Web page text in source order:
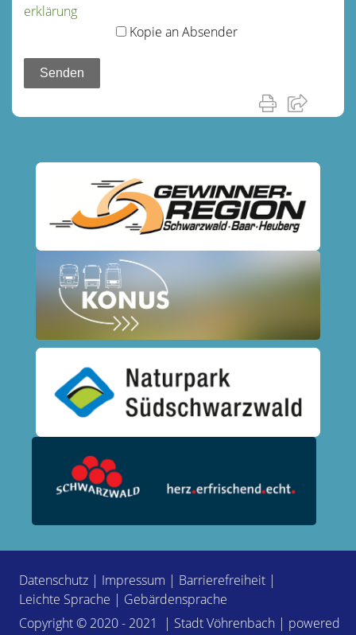
erklärung
Kopie an Absender
Datenschutz | Impressum | Barrierefreiheit |
Leichte Sprache | Gebärdensprache
Copyright © 2020 - 2021 | Stadt Vöhrenbach | powered